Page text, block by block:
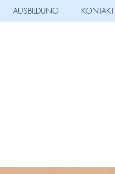
AUSBILDUNG KONTAKT